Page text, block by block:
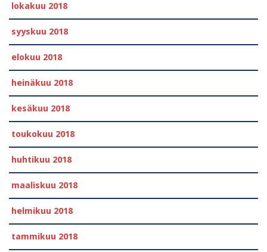
lokakuu 2018
syyskuu 2018
elokuu 2018
heinäkuu 2018
kesäkuu 2018
toukokuu 2018
huhtikuu 2018
maaliskuu 2018
helmikuu 2018
tammikuu 2018